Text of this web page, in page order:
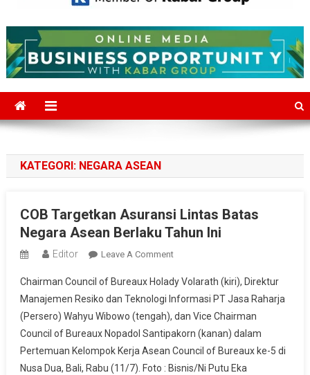
Mediajakarta.com
KATEGORI: NEGARA ASEAN
COB Targetkan Asuransi Lintas Batas
Negara Asean Berlaku Tahun Ini
Editor Leave A CommentOn
Targetkan
Asuransi
Lintas
Batas
Negara
Asean
Chairman Council of Bureaux Holady Volarath (kiri), Direktur
Manajemen Resiko dan Teknologi Informasi PT Jasa Raharja
(Persero) Wahyu Wibowo (tengah), dan Vice Chairman
Council of Bureaux Nopadol Santipakorn (kanan) dalam
Pertemuan Kelompok Kerja Asean Council of Bureaux ke-5 di
Nusa Dua, Bali, Rabu (11/7). Foto : Bisnis/Ni Putu Eka